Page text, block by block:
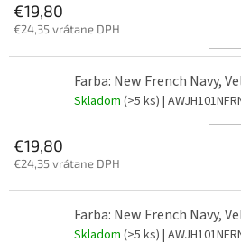
€19,80
€24,35 vrátane DPH
Farba: New French Navy,
Skladom (>5 ks) |
€19,80
€24,35 vrátane DPH
Farba: New French Navy,
Skladom (>5 ks) |